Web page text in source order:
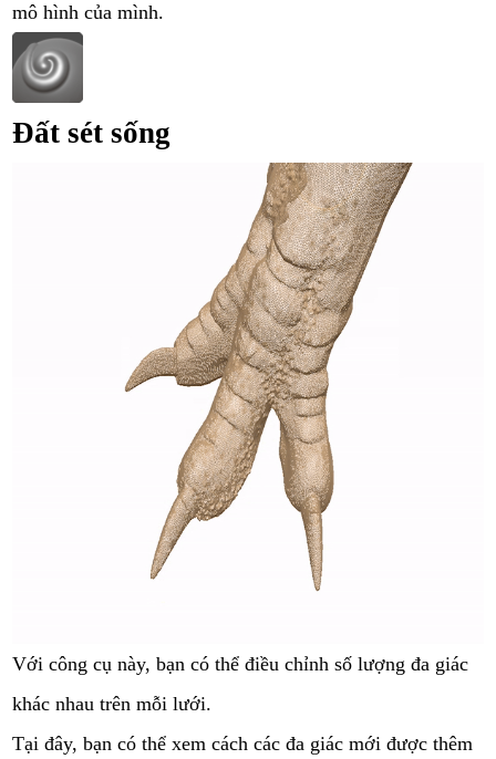
mô hình của mình.
Đất sét sống
Với công cụ này, bạn có thể điều chỉnh số lượng đa giác
khác nhau trên mỗi lưới.
Tại đây, bạn có thể xem cách các đa giác mới được thêm